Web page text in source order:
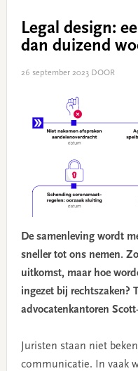
Legal design:
dan duizend
26 september 2023DOOR
De samenleving wordt
sneller tot ons nemen.
uitkomst, maar hoe
ingezet bij rechtszaken?
advocatenkantoren
Juristen staan niet
communicatie. In vaak